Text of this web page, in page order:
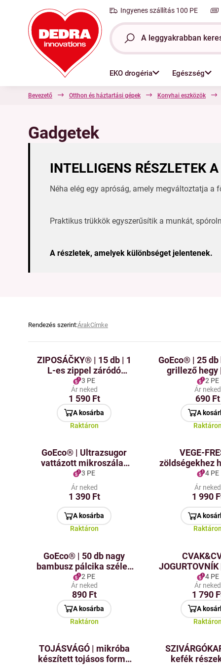
Ingyenes szállítás 100 PE
EKO drogéria Egészség
Bevezető Otthon és háztartási gépek Konyhai eszközök
Gadgetek
INTELLIGENS RÉSZLETEK
Néha elég egy apróság, amely megváltoztatja a
Praktikus trükkök egyszerűsítik a munkát,
A részletek, amelyek különbséget jelentenek.
Rendezés szerint:ÁrakCímke
ZIPOSÁČKY® | 15 db | 1
L-es zippel záródó
élelmiszer tasakok
3 PE
Ár neked
1 590 Ft
A kosárba
Raktáron
GoEco® | 25
grillező hegy
2 PE
Ár neked
690 Ft
A
Raktáron
GoEco® | Ultrazsugor
vattázott mikroszálas
törlőkendő | 35 × 40 cm |
zöld
3 PE
Ár neked
1 390 Ft
A kosárba
Raktáron
VEGE-
zöldségekhez
habháló,4 PE
Ár neked
1 990
A
Raktáron
GoEco® | 50 db nagy
bambusz pálcika széles
végű | 20 cm
2 PE
Ár neked
890 Ft
A kosárba
Raktáron
3 az 1-ben
joghurt,
kanál
4 PE
Ár neked
1 790
A
Raktáron
TOJÁSVÁGÓ | mikróba
készített tojásos forma
kefék